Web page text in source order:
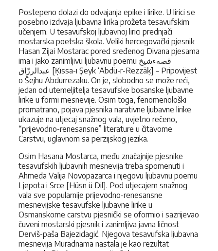
Postepeno dolazi do odvajanja epike i lirike. U lirici se
posebno izdvaja ljubavna lirika prožeta tesavufskim
učenjem. U tesavufskoj ljubavnoj lirici prednjači
mostarska poetska škola. Veliki hercegovački pjesnik
Hasan Zijai Mostarac pored sređenog Divana pjesama
ima i jako zanimljivu ljubavnu poemu قصهءشيخ
عبدالرزّاق [Ķıssa-ı Şeyk ‘Abdü-r-Rezzāķ] – Pripovijest
o Šejhu Abdurrezaku. On je, slobodno se može reći,
jedan od utemeljitelja tesavufske bosanske ljubavne
lirike u formi mesnevije. Osim toga, fenomenološki
promatrano, pojava pjesnika narativne ljubavne lirike
ukazuje na utjecaj snažnog vala, uvjetno rečeno,
“prijevodno-renesansne” literature u čitavome
Carstvu, uglavnom sa perzijskog jezika.
Osim Hasana Mostarca, među značajnije pjesnike
tesavufskih ljubavnih mesnevija treba spomenuti i
Ahmeda Valija Novopazarca i njegovu ljubavnu poemu
Ljepota i Srce [Hüsn ü Dil]. Pod utjecajem snažnog
vala sve popularnije prijevodno-renesansne
mesnevijske tesavufske ljubavne lirike u
Osmanskome carstvu pjesnički se oformio i sazrijevao
čuveni mostarski pjesnik i zanimljiva javna ličnost
Derviš-paša Bajezidagić. Njegova tesavufska ljubavna
mesnevija Muradnama nastala je kao rezultat